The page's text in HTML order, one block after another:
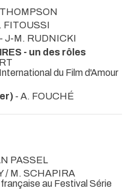
FITOUSSI
- J-M. RUDNICKI
- un des rôles
du Film d'Amour
- A. FOUCHÉ
PASSEL
/ M. SCHAPIRA
au Festival Série